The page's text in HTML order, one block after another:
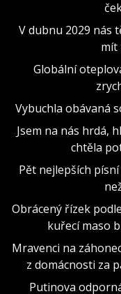
V dubnu 2029 nás
mít
Globální
Vybuchla obávaná
Jsem na nás hrdá,
chtěla
Pět nejlepších
Obrácený řízek
kuřecí maso
Mravenci na
z domácnosti za
Putinova